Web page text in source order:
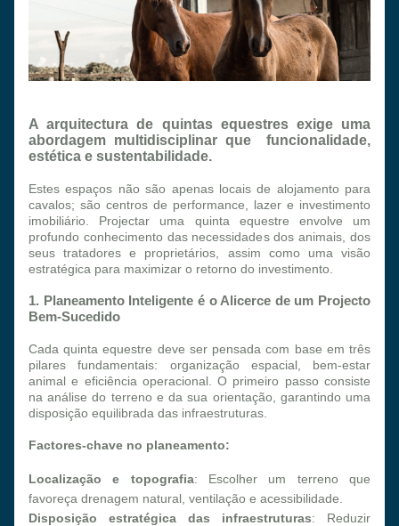
A arquitectura de quintas equestres exige uma
abordagem multidisciplinar que  funcionalidade,
estética e sustentabilidade.
Estes espaços não são apenas locais de alojamento para
cavalos; são centros de performance, lazer e investimento
imobiliário. Projectar uma quinta equestre envolve um
profundo conhecimento das necessidades dos animais, dos
seus tratadores e proprietários, assim como uma visão
estratégica para maximizar o retorno do investimento.
1. Planeamento Inteligente é o Alicerce de um Projecto
Bem-Sucedido
Cada quinta equestre deve ser pensada com base em três
pilares fundamentais: organização espacial, bem-estar
animal e eficiência operacional. O primeiro passo consiste
na análise do terreno e da sua orientação, garantindo uma
disposição equilibrada das infraestruturas.
Factores-chave no planeamento:
Localização e topografia: Escolher um terreno que
favoreça drenagem natural, ventilação e acessibilidade.
Disposição estratégica das infraestruturas: Reduzir